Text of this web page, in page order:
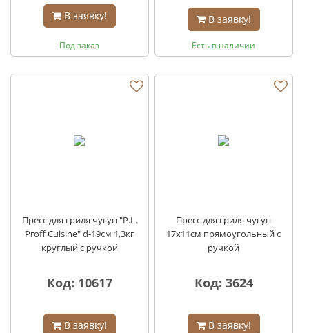
В заявку!
Под заказ
В заявку!
Есть в наличии
Пресс для гриля чугун "P.L.
Proff Сuisine" d-19см 1,3кг
круглый с ручкой
Код: 10617
В заявку!
Пресс для гриля чугун
17х11см прямоугольный с
ручкой
Код: 3624
В заявку!